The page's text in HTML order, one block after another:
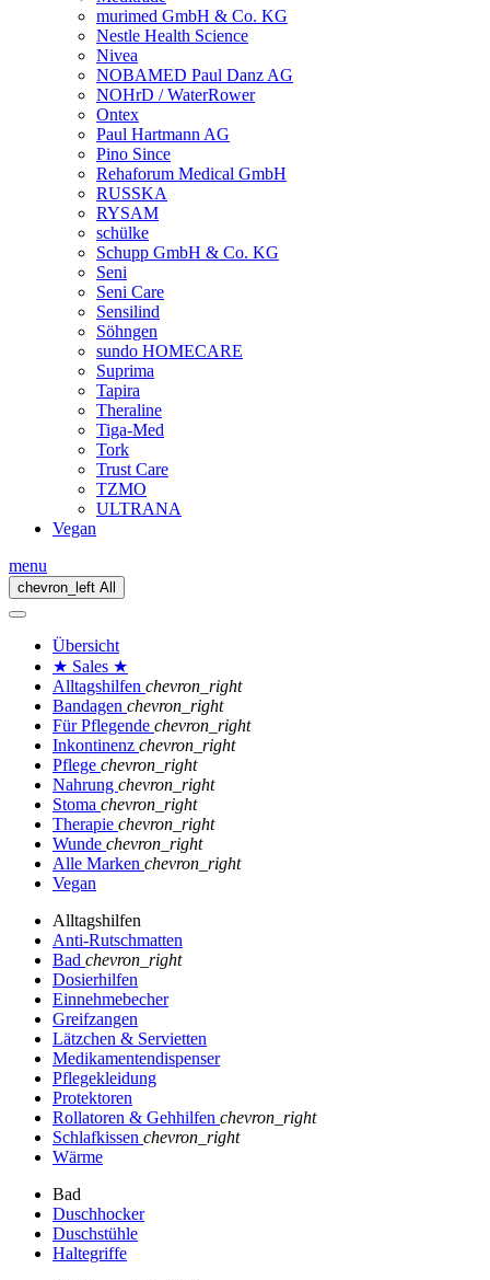
murimed GmbH & Co. KG
Nestle Health Science
Nivea
NOBAMED Paul Danz AG
NOHrD / WaterRower
Ontex
Paul Hartmann AG
Pino Since
Rehaforum Medical GmbH
RUSSKA
RYSAM
schülke
Schupp GmbH & Co. KG
Seni
Seni Care
Sensilind
Söhngen
sundo HOMECARE
Suprima
Tapira
Theraline
Tiga-Med
Tork
Trust Care
TZMO
ULTRANA
Vegan
menu
chevron_left All
Übersicht
★ Sales ★
Alltagshilfen chevron_right
Bandagen chevron_right
Für Pflegende chevron_right
Inkontinenz chevron_right
Pflege chevron_right
Nahrung chevron_right
Stoma chevron_right
Therapie chevron_right
Wunde chevron_right
Alle Marken chevron_right
Vegan
Alltagshilfen
Anti-Rutschmatten
Bad chevron_right
Dosierhilfen
Einnehmebecher
Greifzangen
Lätzchen & Servietten
Medikamentendispenser
Pflegekleidung
Protektoren
Rollatoren & Gehhilfen chevron_right
Schlafkissen chevron_right
Wärme
Bad
Duschhocker
Duschstühle
Haltegriffe